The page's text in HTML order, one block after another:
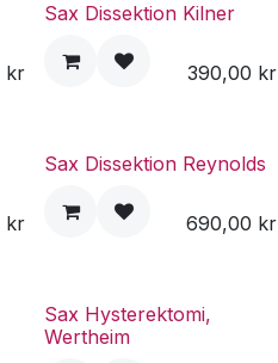
kr
Sax Dissektion Kilner
390,00 kr
kr
Sax Dissektion Reynolds
690,00 kr
Sax Hysterektomi,
Wertheim